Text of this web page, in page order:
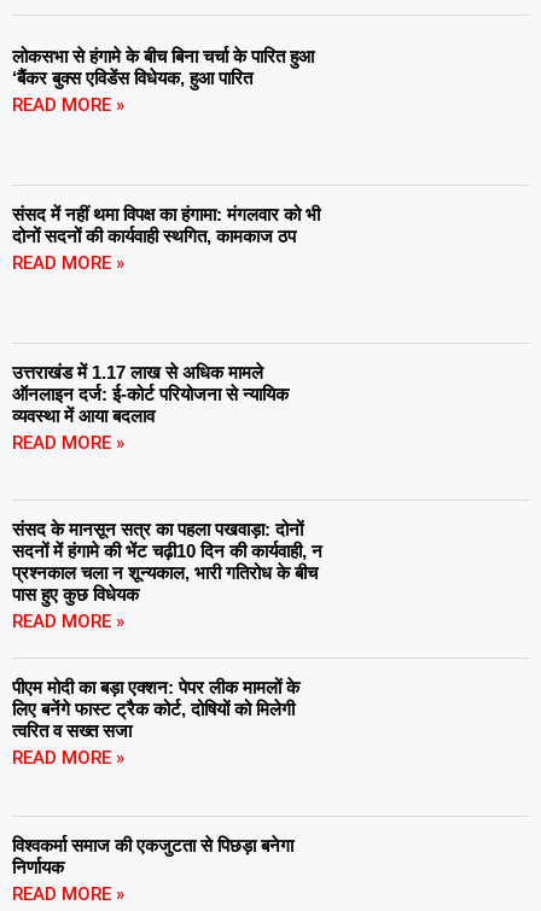
लोकसभा से हंगामे के बीच बिना चर्चा के पारित हुआ
‘बैंकर बुक्स एविडेंस विधेयक, हुआ पारित
READ MORE »
संसद में नहीं थमा विपक्ष का हंगामा: मंगलवार को भी
दोनों सदनों की कार्यवाही स्थगित, कामकाज ठप
READ MORE »
उत्तराखंड में 1.17 लाख से अधिक मामले
ऑनलाइन दर्ज: ई-कोर्ट परियोजना से न्यायिक
व्यवस्था में आया बदलाव
READ MORE »
संसद के मानसून सत्र का पहला पखवाड़ा: दोनों
सदनों में हंगामे की भेंट चढ़ी10 दिन की कार्यवाही, न
प्रश्नकाल चला न शून्यकाल, भारी गतिरोध के बीच
पास हुए कुछ विधेयक
READ MORE »
पीएम मोदी का बड़ा एक्शन: पेपर लीक मामलों के
लिए बनेंगे फास्ट ट्रैक कोर्ट, दोषियों को मिलेगी
त्वरित व सख्त सजा
READ MORE »
विश्वकर्मा समाज की एकजुटता से पिछड़ा बनेगा
निर्णायक
READ MORE »